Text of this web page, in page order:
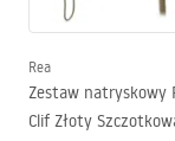
Rea
Zestaw natryskowy
Clif Złoty